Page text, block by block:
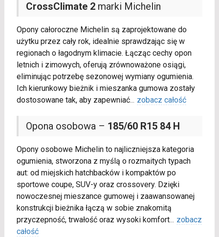
CrossClimate 2marki Michelin
Opony całoroczne Michelin są zaprojektowane do
użytku przez cały rok, idealnie sprawdzając się w
regionach o łagodnym klimacie. Łącząc cechy opon
letnich i zimowych, oferują zrównoważone osiągi,
eliminując potrzebę sezonowej wymiany ogumienia.
Ich kierunkowy bieżnik i mieszanka gumowa zostały
dostosowane tak, aby zapewniać... zobacz całość
Opona osobowa – 185/60 R15 84 H
Opony osobowe Michelin to najliczniejsza kategoria
ogumienia, stworzona z myślą o rozmaitych typach
aut: od miejskich hatchbacków i kompaktów po
sportowe coupe, SUV-y oraz crossovery. Dzięki
nowoczesnej mieszance gumowej i zaawansowanej
konstrukcji bieżnika łączą w sobie znakomitą
przyczepność, trwałość oraz wysoki komfort... zobacz
całość